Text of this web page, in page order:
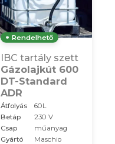
Rendelhető
IBC tartály szett
Gázolajkút 600
DT-Standard
ADR
Átfolyás
60L
Betáp
230 V
Csap
műanyag
Gyártó
Maschio